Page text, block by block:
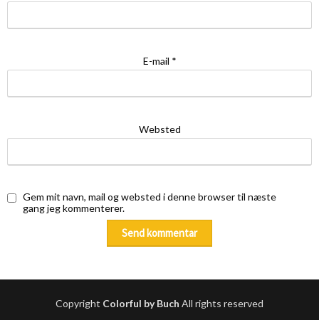
E-mail *
Websted
Gem mit navn, mail og websted i denne browser til næste
gang jeg kommenterer.
Copyright Colorful by Buch All rights reserved